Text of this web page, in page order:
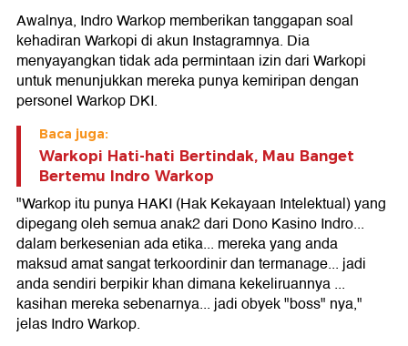
Awalnya, Indro Warkop memberikan tanggapan soal
kehadiran Warkopi di akun Instagramnya. Dia
menyayangkan tidak ada permintaan izin dari Warkopi
untuk menunjukkan mereka punya kemiripan dengan
personel Warkop DKI.
Baca juga:
Warkopi Hati-hati Bertindak, Mau Banget
Bertemu Indro Warkop
"Warkop itu punya HAKI (Hak Kekayaan Intelektual) yang
dipegang oleh semua anak2 dari Dono Kasino Indro...
dalam berkesenian ada etika... mereka yang anda
maksud amat sangat terkoordinir dan termanage... jadi
anda sendiri berpikir khan dimana kekeliruannya ...
kasihan mereka sebenarnya... jadi obyek "boss" nya,"
jelas Indro Warkop.